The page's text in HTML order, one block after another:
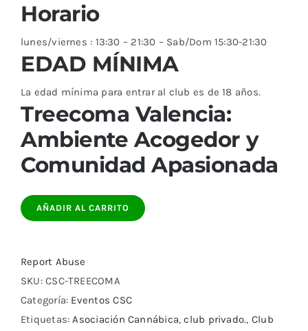
Horario
lunes/viernes : 13:30 – 21:30 – Sab/Dom 15:30-21:30
EDAD MÍNIMA
La edad mínima para entrar al club es de 18 años.
Treecoma Valencia:
Ambiente Acogedor y
Comunidad Apasionada
AÑADIR AL CARRITO
Report Abuse
SKU:CSC-TREECOMA
Categoría: Eventos CSC
Etiquetas:Asociación Cannábica,club privado., Club